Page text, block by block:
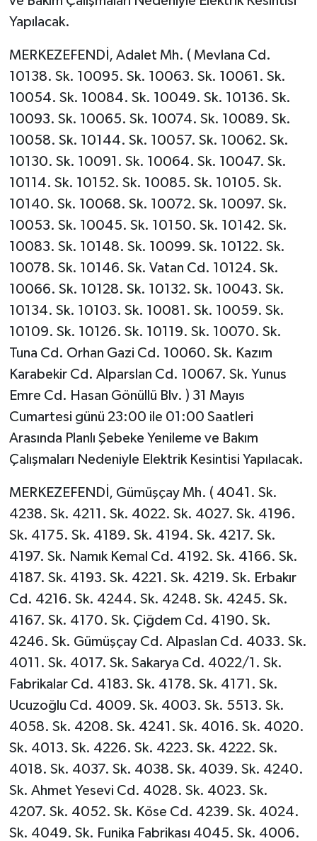
Yapılacak.
MERKEZEFENDİ, Adalet Mh. ( Mevlana Cd.
10138. Sk. 10095. Sk. 10063. Sk. 10061. Sk.
10054. Sk. 10084. Sk. 10049. Sk. 10136. Sk.
10093. Sk. 10065. Sk. 10074. Sk. 10089. Sk.
10058. Sk. 10144. Sk. 10057. Sk. 10062. Sk.
10130. Sk. 10091. Sk. 10064. Sk. 10047. Sk.
10114. Sk. 10152. Sk. 10085. Sk. 10105. Sk.
10140. Sk. 10068. Sk. 10072. Sk. 10097. Sk.
10053. Sk. 10045. Sk. 10150. Sk. 10142. Sk.
10083. Sk. 10148. Sk. 10099. Sk. 10122. Sk.
10078. Sk. 10146. Sk. Vatan Cd. 10124. Sk.
10066. Sk. 10128. Sk. 10132. Sk. 10043. Sk.
10134. Sk. 10103. Sk. 10081. Sk. 10059. Sk.
10109. Sk. 10126. Sk. 10119. Sk. 10070. Sk.
Tuna Cd. Orhan Gazi Cd. 10060. Sk. Kazım
Karabekir Cd. Alparslan Cd. 10067. Sk. Yunus
Emre Cd. Hasan Gönüllü Blv. ) 31 Mayıs
Cumartesi günü 23:00 ile 01:00 Saatleri
Arasında Planlı Şebeke Yenileme ve Bakım
Çalışmaları Nedeniyle Elektrik Kesintisi Yapılacak.
MERKEZEFENDİ, Gümüşçay Mh. ( 4041. Sk.
4238. Sk. 4211. Sk. 4022. Sk. 4027. Sk. 4196.
Sk. 4175. Sk. 4189. Sk. 4194. Sk. 4217. Sk.
4197. Sk. Namık Kemal Cd. 4192. Sk. 4166. Sk.
4187. Sk. 4193. Sk. 4221. Sk. 4219. Sk. Erbakır
Cd. 4216. Sk. 4244. Sk. 4248. Sk. 4245. Sk.
4167. Sk. 4170. Sk. Çiğdem Cd. 4190. Sk.
4246. Sk. Gümüşçay Cd. Alpaslan Cd. 4033. Sk.
4011. Sk. 4017. Sk. Sakarya Cd. 4022/1. Sk.
Fabrikalar Cd. 4183. Sk. 4178. Sk. 4171. Sk.
Ucuzoğlu Cd. 4009. Sk. 4003. Sk. 5513. Sk.
4058. Sk. 4208. Sk. 4241. Sk. 4016. Sk. 4020.
Sk. 4013. Sk. 4226. Sk. 4223. Sk. 4222. Sk.
4018. Sk. 4037. Sk. 4038. Sk. 4039. Sk. 4240.
Sk. Ahmet Yesevi Cd. 4028. Sk. 4023. Sk.
4207. Sk. 4052. Sk. Köse Cd. 4239. Sk. 4024.
Sk. 4049. Sk. Funika Fabrikası 4045. Sk. 4006.